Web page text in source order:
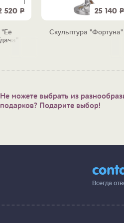
520 Р
"Её
25 140 Р
Скульптура "Фортуна"
Не можете выбрать из
подарков? Подарите выбор!
Всегда